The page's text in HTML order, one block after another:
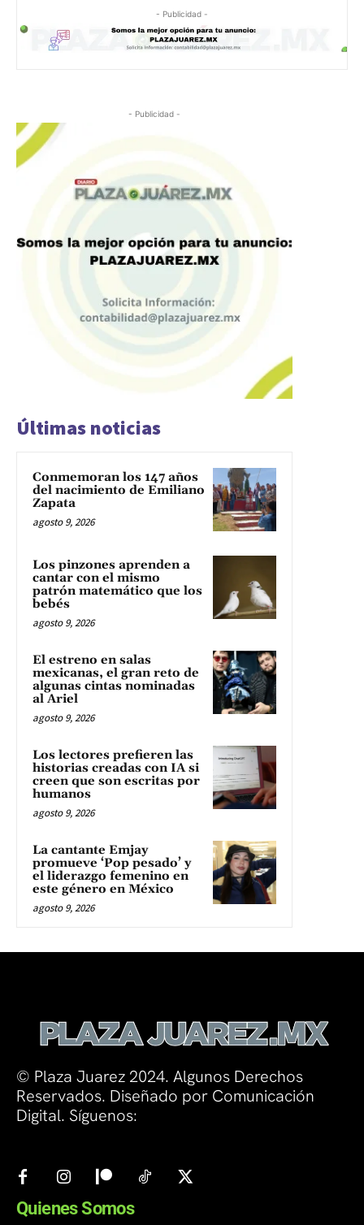
- Publicidad -
- Publicidad -
Últimas noticias
Conmemoran los 147 años
del nacimiento de Emiliano
Zapata
agosto 9, 2026
Los pinzones aprenden a
cantar con el mismo
patrón matemático que los
bebés
agosto 9, 2026
El estreno en salas
mexicanas, el gran reto de
algunas cintas nominadas
al Ariel
agosto 9, 2026
Los lectores prefieren las
historias creadas con IA si
creen que son escritas por
humanos
agosto 9, 2026
La cantante Emjay
promueve ‘Pop pesado’ y
el liderazgo femenino en
este género en México
agosto 9, 2026
© Plaza Juarez 2024. Algunos Derechos
Reservados. Diseñado por Comunicación
Digital. Síguenos:
Quienes Somos